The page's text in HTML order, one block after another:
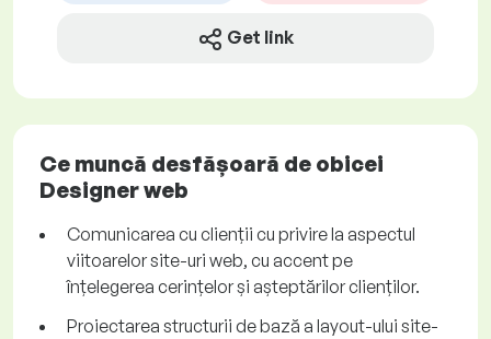
Get link
Ce muncă desfășoară de obicei
Designer web
Comunicarea cu clienții cu privire la aspectul
viitoarelor site-uri web, cu accent pe
înțelegerea cerințelor și așteptărilor clienților.
Proiectarea structurii de bază a layout-ului site-